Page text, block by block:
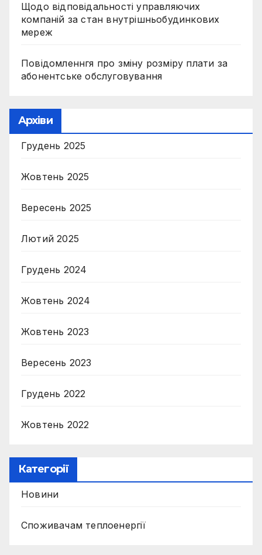
Щодо відповідальності управляючих
компаній за стан внутрішньобудинкових
мереж
Повідомленнгя про зміну розміру плати за
абонентське обслуговування
Архіви
Грудень 2025
Жовтень 2025
Вересень 2025
Лютий 2025
Грудень 2024
Жовтень 2024
Жовтень 2023
Вересень 2023
Грудень 2022
Жовтень 2022
Категорії
Новини
Споживачам теплоенергії